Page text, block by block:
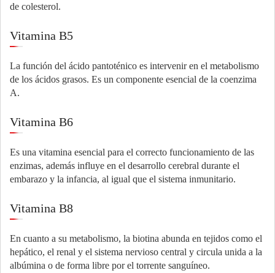
de colesterol.
Vitamina B5
La función del ácido pantoténico es intervenir en el metabolismo
de los ácidos grasos. Es un componente esencial de la coenzima
A.
Vitamina B6
Es una vitamina esencial para el correcto funcionamiento de las
enzimas, además influye en el desarrollo cerebral durante el
embarazo y la infancia, al igual que el sistema inmunitario.
Vitamina B8
En cuanto a su metabolismo, la biotina abunda en tejidos como el
hepático, el renal y el sistema nervioso central y circula unida a la
albúmina o de forma libre por el torrente sanguíneo.